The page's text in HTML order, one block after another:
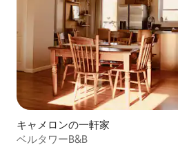
キャメロンの一軒家
ベルタワーB&B